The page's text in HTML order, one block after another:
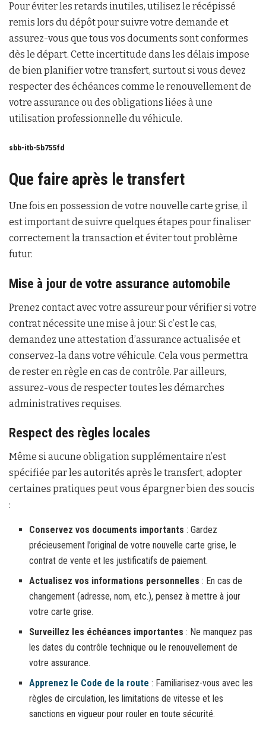
Pour éviter les retards inutiles, utilisez le récépissé
remis lors du dépôt pour suivre votre demande et
assurez-vous que tous vos documents sont conformes
dès le départ. Cette incertitude dans les délais impose
de bien planifier votre transfert, surtout si vous devez
respecter des échéances comme le renouvellement de
votre assurance ou des obligations liées à une
utilisation professionnelle du véhicule.
sbb-itb-5b755fd
Que faire après le transfert
Une fois en possession de votre nouvelle carte grise, il
est important de suivre quelques étapes pour finaliser
correctement la transaction et éviter tout problème
futur.
Mise à jour de votre assurance automobile
Prenez contact avec votre assureur pour vérifier si votre
contrat nécessite une mise à jour. Si c’est le cas,
demandez une attestation d’assurance actualisée et
conservez-la dans votre véhicule. Cela vous permettra
de rester en règle en cas de contrôle. Par ailleurs,
assurez-vous de respecter toutes les démarches
administratives requises.
Respect des règles locales
Même si aucune obligation supplémentaire n’est
spécifiée par les autorités après le transfert, adopter
certaines pratiques peut vous épargner bien des soucis
:
Conservez vos documents importants : Gardez
précieusement l’original de votre nouvelle carte grise, le
contrat de vente et les justificatifs de paiement.
Actualisez vos informations personnelles : En cas de
changement (adresse, nom, etc.), pensez à mettre à jour
votre carte grise.
Surveillez les échéances importantes : Ne manquez pas
les dates du contrôle technique ou le renouvellement de
votre assurance.
Apprenez le Code de la route : Familiarisez-vous avec les
règles de circulation, les limitations de vitesse et les
sanctions en vigueur pour rouler en toute sécurité.